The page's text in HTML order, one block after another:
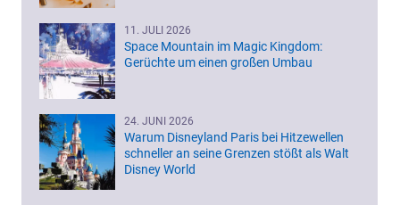
11. JULI 2026
Space Mountain im Magic Kingdom:
Gerüchte um einen großen Umbau
24. JUNI 2026
Warum Disneyland Paris bei Hitzewellen
schneller an seine Grenzen stößt als Walt
Disney World